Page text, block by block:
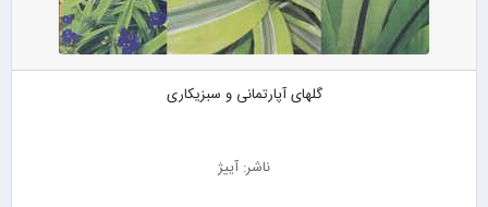
گلهای آپارتمانی و سبزیکاری
ناشر: آییژ